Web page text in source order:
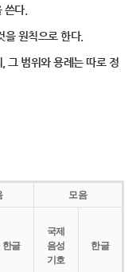
쓴다.
을 원칙으로 한다.
그 범위와 용례는 따로 정
모음
한글
국제
음성
기호
한글